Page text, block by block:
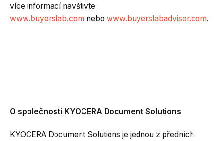
více informací navštivte
www.buyerslab.com nebo www.buyerslabadvisor.com.
O společnosti KYOCERA Document Solutions
KYOCERA Document Solutions je jednou z předních